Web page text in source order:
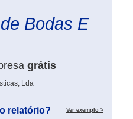
Bodas E
grátis
Lda
relatório? Ver exemplo >